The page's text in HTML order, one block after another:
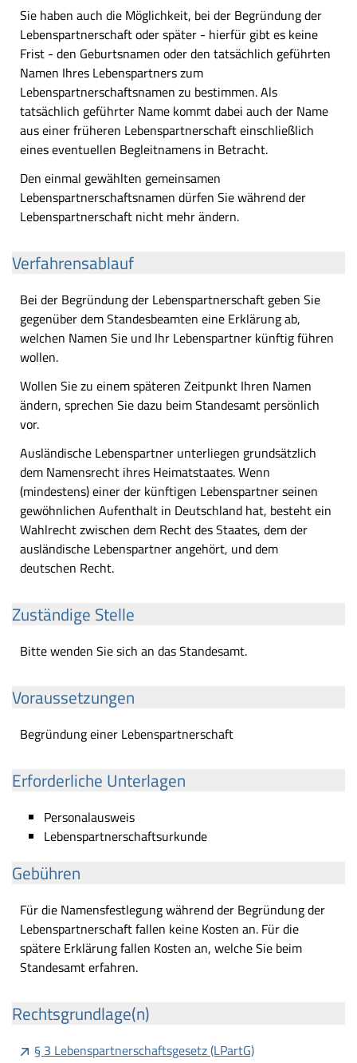
Sie haben auch die Möglichkeit, bei der Begründung der
Lebenspartnerschaft oder später - hierfür gibt es keine
Frist - den Geburtsnamen oder den tatsächlich geführten
Namen Ihres Lebenspartners zum
Lebenspartnerschaftsnamen zu bestimmen. Als
tatsächlich geführter Name kommt dabei auch der Name
aus einer früheren Lebenspartnerschaft einschließlich
eines eventuellen Begleitnamens in Betracht.
Den einmal gewählten gemeinsamen
Lebenspartnerschaftsnamen dürfen Sie während der
Lebenspartnerschaft nicht mehr ändern.
Verfahrensablauf
Bei der Begründung der Lebenspartnerschaft geben Sie
gegenüber dem Standesbeamten eine Erklärung ab,
welchen Namen Sie und Ihr Lebenspartner künftig führen
wollen.
Wollen Sie zu einem späteren Zeitpunkt Ihren Namen
ändern, sprechen Sie dazu beim Standesamt persönlich
vor.
Ausländische Lebenspartner unterliegen grundsätzlich
dem Namensrecht ihres Heimatstaates. Wenn
(mindestens) einer der künftigen Lebenspartner seinen
gewöhnlichen Aufenthalt in Deutschland hat, besteht ein
Wahlrecht zwischen dem Recht des Staates, dem der
ausländische Lebenspartner angehört, und dem
deutschen Recht.
Zuständige Stelle
Bitte wenden Sie sich an das Standesamt.
Voraussetzungen
Begründung einer Lebenspartnerschaft
Erforderliche Unterlagen
Personalausweis
Lebenspartnerschaftsurkunde
Gebühren
Für die Namensfestlegung während der Begründung der
Lebenspartnerschaft fallen keine Kosten an. Für die
spätere Erklärung fallen Kosten an, welche Sie beim
Standesamt erfahren.
Rechtsgrundlage(n)
§ 3 Lebenspartnerschaftsgesetz (LPartG)